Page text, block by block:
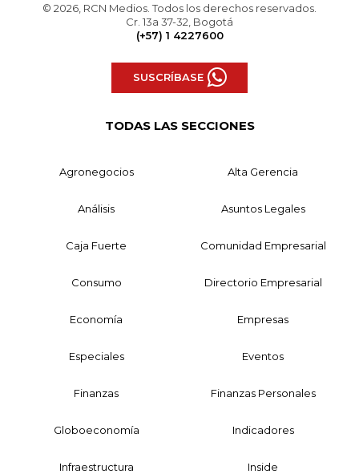
© 2026, RCN Medios. Todos los derechos reservados.
Cr. 13a 37-32, Bogotá
(+57) 1 4227600
SUSCRÍBASE
TODAS LAS SECCIONES
Agronegocios Alta Gerencia
Análisis Asuntos Legales
Caja Fuerte Comunidad Empresarial
Consumo Directorio Empresarial
Economía Empresas
Especiales Eventos
Finanzas Finanzas Personales
Globoeconomía Indicadores
Infraestructura Inside